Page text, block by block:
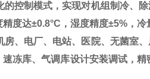
控制模式，实现对机组制冷、
度达±0.8°C，湿度精度±5%，
、电厂、电站、医院、无菌室
冻库、气调库设计安装调试，